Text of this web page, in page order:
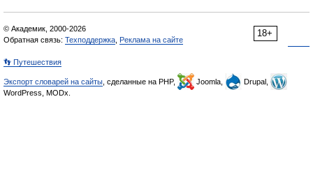
18+
© Академик, 2000-2026
Обратная связь: Техподдержка Реклама на сайте
👣 Путешествия
Экспорт словарей на сайты , сделанные на PHP, Joomla,
Drupal,
WordPress, MODx.